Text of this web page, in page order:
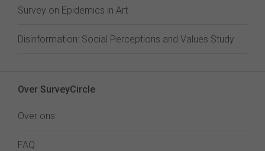
Survey on Epidemics in Art
Disinformation: Social Perceptions and Values Study
Over SurveyCircle
Over ons
FAQ